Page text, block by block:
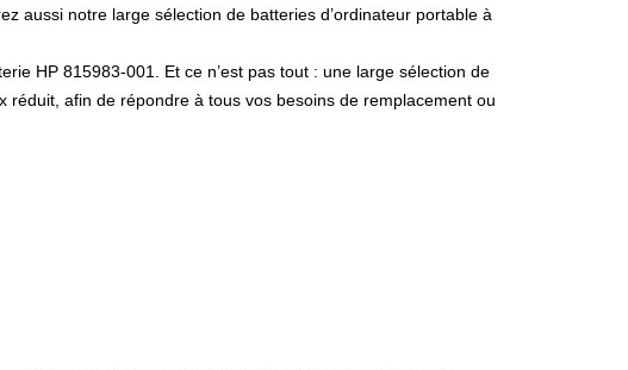
aussi notre large sélection de batteries d’ordinateur portable à
HP 815983-001. Et ce n’est pas tout : une large sélection de
afin de répondre à tous vos besoins de remplacement ou